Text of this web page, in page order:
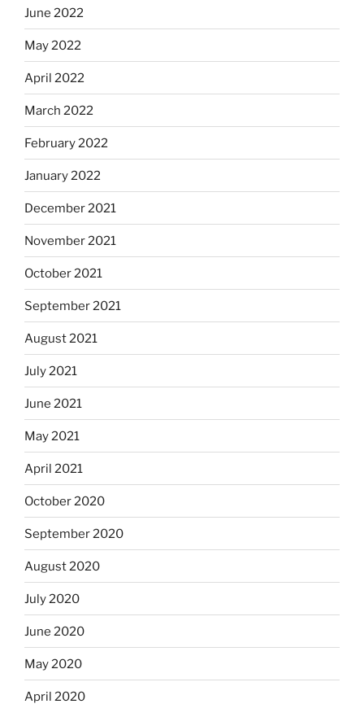
June 2022
May 2022
April 2022
March 2022
February 2022
January 2022
December 2021
November 2021
October 2021
September 2021
August 2021
July 2021
June 2021
May 2021
April 2021
October 2020
September 2020
August 2020
July 2020
June 2020
May 2020
April 2020